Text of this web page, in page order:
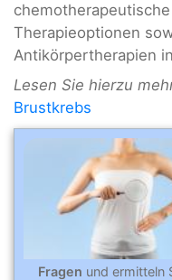
Therapieoptionen
Antikörpertherapien
Lesen Sie hierzu
Brustkrebs
Fragen und ermitteln